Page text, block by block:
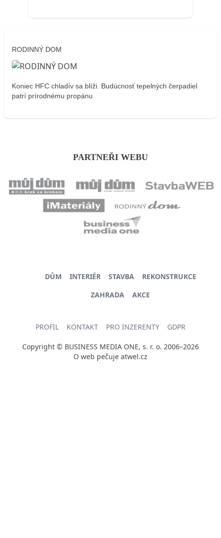
RODINNÝ DOM
Koniec HFC chladív sa blíži. Budúcnosť tepelných čerpadiel
patrí prírodnému propánu
PARTNEŘI WEBU
DŮM INTERIÉR STAVBA
REKONSTRUKCE
ZAHRADA
AKCE
PROFIL KONTAKT PRO INZERENTY GDPR
Copyright © BUSINESS MEDIA ONE, s. r. o. 2006–2026